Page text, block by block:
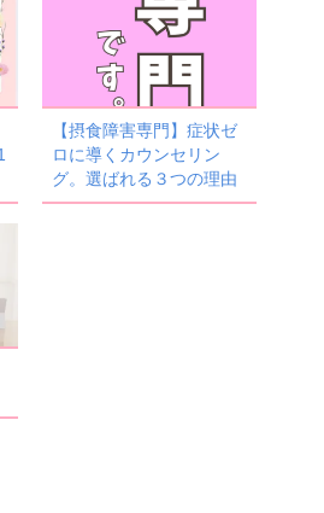
【摂食障害専門】症状ゼ
ロに導くカウンセリン
グ。選ばれる３つの理由